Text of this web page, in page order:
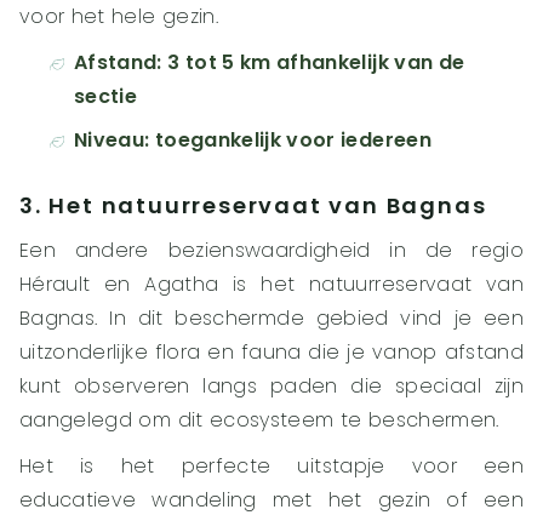
voor het hele gezin.
Afstand: 3 tot 5 km afhankelijk van de
sectie
Niveau: toegankelijk voor iedereen
3. Het natuurreservaat van Bagnas
Een andere bezienswaardigheid in de regio
Hérault en Agatha is het natuurreservaat van
Bagnas. In dit beschermde gebied vind je een
uitzonderlijke flora en fauna die je vanop afstand
kunt observeren langs paden die speciaal zijn
aangelegd om dit ecosysteem te beschermen.
Het is het perfecte uitstapje voor een
educatieve wandeling met het gezin of een